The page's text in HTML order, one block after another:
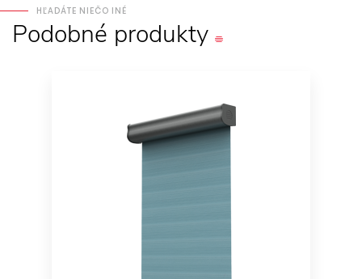
HĽADÁTE NIEČO INÉ
Podobné produkty